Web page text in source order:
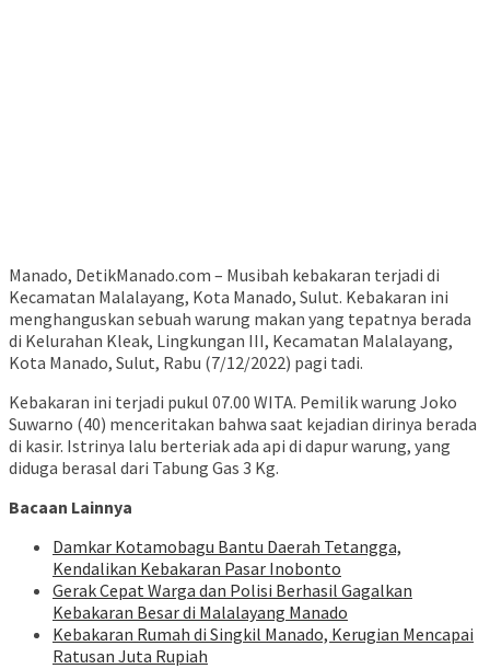
Manado, DetikManado.com – Musibah kebakaran terjadi di
Kecamatan Malalayang, Kota Manado, Sulut. Kebakaran ini
menghanguskan sebuah warung makan yang tepatnya berada
di Kelurahan Kleak, Lingkungan III, Kecamatan Malalayang,
Kota Manado, Sulut, Rabu (7/12/2022) pagi tadi.
Kebakaran ini terjadi pukul 07.00 WITA. Pemilik warung Joko
Suwarno (40) menceritakan bahwa saat kejadian dirinya berada
di kasir. Istrinya lalu berteriak ada api di dapur warung, yang
diduga berasal dari Tabung Gas 3 Kg.
Bacaan Lainnya
Damkar Kotamobagu Bantu Daerah Tetangga,
Kendalikan Kebakaran Pasar Inobonto
Gerak Cepat Warga dan Polisi Berhasil Gagalkan
Kebakaran Besar di Malalayang Manado
Kebakaran Rumah di Singkil Manado, Kerugian Mencapai
Ratusan Juta Rupiah